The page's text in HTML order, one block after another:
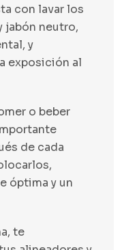
con lavar los
jabón neutro,
y
exposición al
o beber
de cada
óptima y un
te